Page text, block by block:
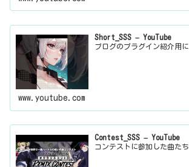
Short_SSS – YouTube
ブログのプラグイン紹介用
www.youtube.com
Contest_SSS – YouTube
コンテストに参加した曲たち